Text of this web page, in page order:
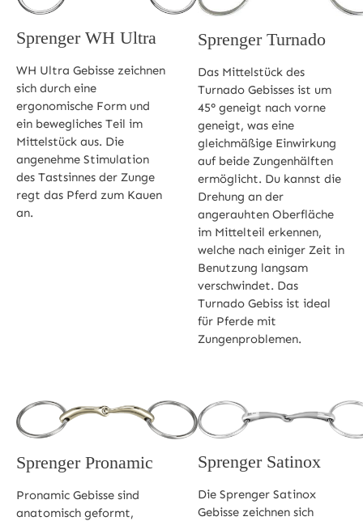
Sprenger WH Ultra
WH Ultra Gebisse zeichnen
sich durch eine
ergonomische Form und
ein bewegliches Teil im
Mittelstück aus. Die
angenehme Stimulation
des Tastsinnes der Zunge
regt das Pferd zum Kauen
an.
Sprenger Turnado
Das Mittelstück des
Turnado Gebisses ist um
45° geneigt nach vorne
geneigt, was eine
gleichmäßige Einwirkung
auf beide Zungenhälften
ermöglicht. Du kannst die
Drehung an der
angerauhten Oberfläche
im Mittelteil erkennen,
welche nach einiger Zeit in
Benutzung langsam
verschwindet. Das
Turnado Gebiss ist ideal
für Pferde mit
Zungenproblemen.
Sprenger Pronamic
Pronamic Gebisse sind
anatomisch geformt,
Sprenger Satinox
Die Sprenger Satinox
Gebisse zeichnen sich